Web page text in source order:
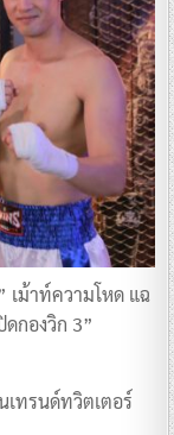
เม้าท์ความโหด แฉ
ดกองวิก 3”
ทรนด์ทวิตเตอร์